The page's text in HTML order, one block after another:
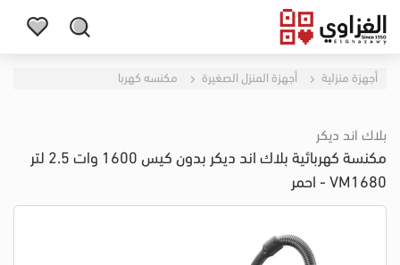
أجهزة منزلية أجهزة المنزل الصغيرة مكنسه كهربا
بلاك اند ديكر
مكنسة كهربائية بلاك اند ديكر بدون كيس 1600 وات 2.5 لتر
VM1680 - احمر